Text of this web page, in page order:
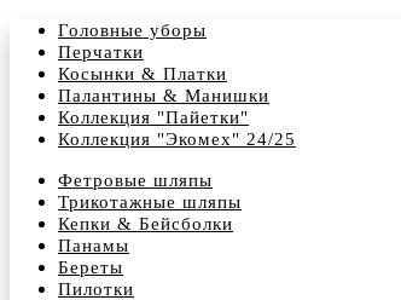
Головные уборы
Перчатки
Косынки & Платки
Палантины & Манишки
Коллекция "Пайетки"
Коллекция "Экомех" 24/25
Фетровые шляпы
Трикотажные шляпы
Кепки & Бейсболки
Панамы
Береты
Пилотки